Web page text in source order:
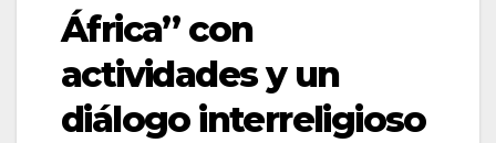
África” con
actividades y un
diálogo interreligioso